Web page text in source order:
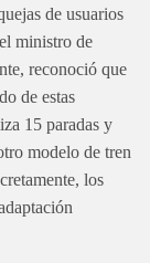
de usuarios
ministro de
reconoció que
de estas
15 paradas y
modelo de tren
los